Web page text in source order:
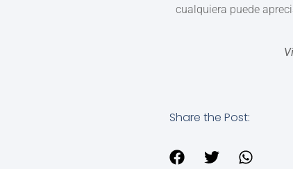
cualquiera puede
Share the Post: